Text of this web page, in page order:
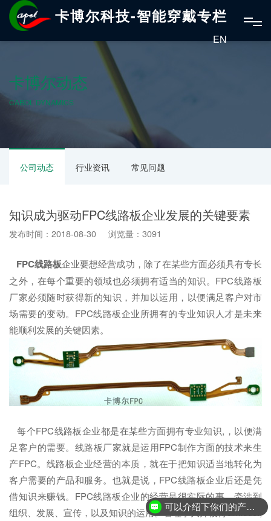
卡博尔科技-智能穿戴专栏
EN
卡博尔动态
CABOL DYNAMICS
公司动态 行业资讯 常见问题
知识成为驱动FPC线路板企业发展的关键要素
发布时间：2018-08-30 浏览量：3091
FPC线路板企业要想经营成功，除了在某些方面必须具有专长
之外，在每个重要的领域也必须拥有适当的知识。FPC线路板
厂家必须随时获得新的知识，并加以运用，以便满足客户对市
场需要的变动。FPC线路板企业所拥有的专业知识人才是未来
能顺利发展的关键因素。
每个FPC线路板企业都是在某些方面拥有专业知识,，以便满
足客户的需要。线路板厂家就是运用FPC制作方面的技术来生
产FPC。线路板企业经营的本质，就在于把知识适当地转化为
客户需要的产品和服务。也就是说，FPC线路板企业后还是凭
借知识来赚钱。FPC线路板企业的经营是很实际的事，牵涉到
组织、发展、宣传，以及知识的运用。管理学大师彼得&middot;
可以介绍下你们的产品么？